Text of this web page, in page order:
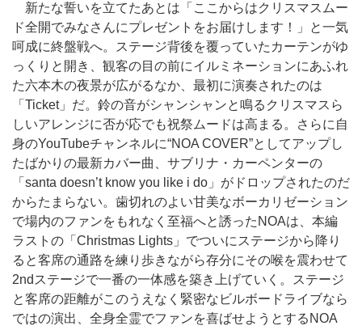
新たな誓いを立てたあとは「ここからはクリスマスムー
ド全開でみなさんにプレゼントをお届けします！」と一気
呵成に終盤戦へ。ステージ背後を覆っていたカーテンがゆ
っくりと開き、観客の目の前にイルミネーションにあふれ
た六本木の夜景が広がるなか、最初に演奏されたのは
「Ticket」だ。鈴の音がシャンシャンと鳴るクリスマスら
しいアレンジに否が応でも祝祭ムードは高まる。さらに自
身のYouTubeチャンネルに“NOA COVER”としてアップし
たばかりの最新カバー曲、サブリナ・カーペンターの
「santa doesn’t know you like i do」がドロップされたのだ
からたまらない。歯切れのよい甘美なボーカリゼーション
で場内のファンをもれなく至福へと誘ったNOAは、本編
ラストの「Christmas Lights」でついにステージから降り
ると客席の通路を練り歩きながら存分にその喉を震わせて
2ndステージで一番の一体感を築き上げていく。ステージ
と客席の距離がこのうえなく緊密なビルボードライブなら
ではの演出、全身全霊でファンを喜ばせようとするNOA